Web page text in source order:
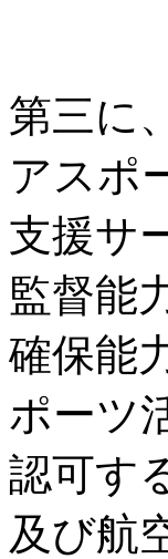
第三に
アスポ
支援サ
監督能
確保能
ポーツ
認可す
及び航